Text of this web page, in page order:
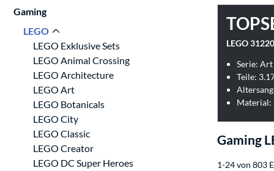
Gaming
LEGO
LEGO Exklusive Sets
LEGO Animal Crossing
LEGO Architecture
LEGO Art
LEGO Botanicals
LEGO City
LEGO Classic
LEGO Creator
LEGO DC Super Heroes
Serie: Art
Teile:
Material:
Gaming
1-24 von 803